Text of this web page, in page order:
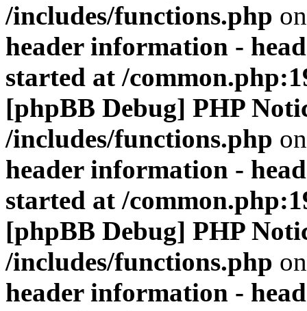
/includes/functions.php
header information -
started at /
[phpBB Debug] PHP
/includes/functions.php
header information -
started at /
[phpBB Debug] PHP
/includes/functions.php
header information -